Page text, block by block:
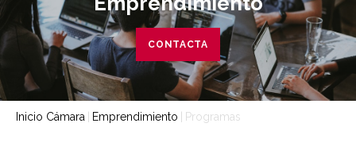
CONTACTA
Inicio Cámara Emprendimiento Programas